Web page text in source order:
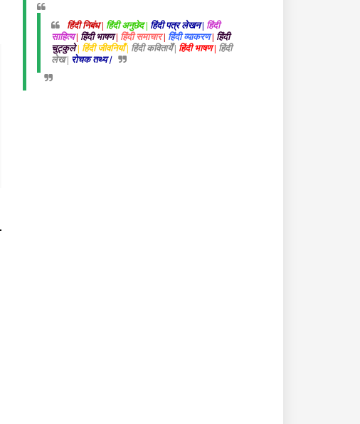
हिंदी निबंध | हिंदी अनुछेद | हिंदी पत्र लेखन | हिंदी
साहित्य| हिंदी भाषण| हिंदी समाचार| हिंदी व्याकरण| हिंदी
चुट्कुले| हिंदी जीवनियाँ | हिंदी कवितायेँ | हिंदी भाषण | हिंदी
लेख | रोचक तथ्य |